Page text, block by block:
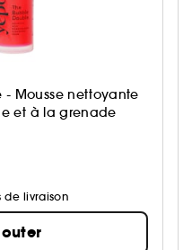
- Mousse nettoyante
et à la grenade
de livraison